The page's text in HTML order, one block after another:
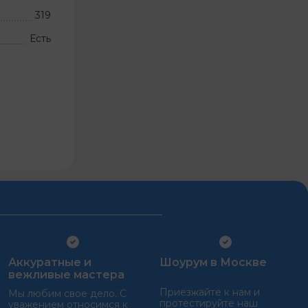
319
Есть
Аккуратные и
вежливые мастера
Мы любим свое дело. С
уважением относимся к
Шоурум в Москве
Приезжайте к нам и
протестируйте наш